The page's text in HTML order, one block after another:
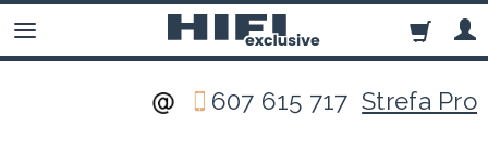
607 615 717Strefa Pro